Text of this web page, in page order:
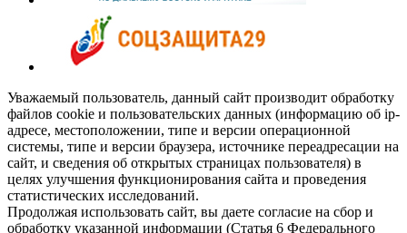
Уважаемый пользователь, данный сайт производит обработку
файлов cookie и пользовательских данных (информацию об ip-
адресе, местоположении, типе и версии операционной
системы, типе и версии браузера, источнике переадресации на
сайт, и сведения об открытых страницах пользователя) в
целях улучшения функционирования сайта и проведения
статистических исследований.
Продолжая использовать сайт, вы даете согласие на сбор и
обработку указанной информации (Статья 6 Федерального